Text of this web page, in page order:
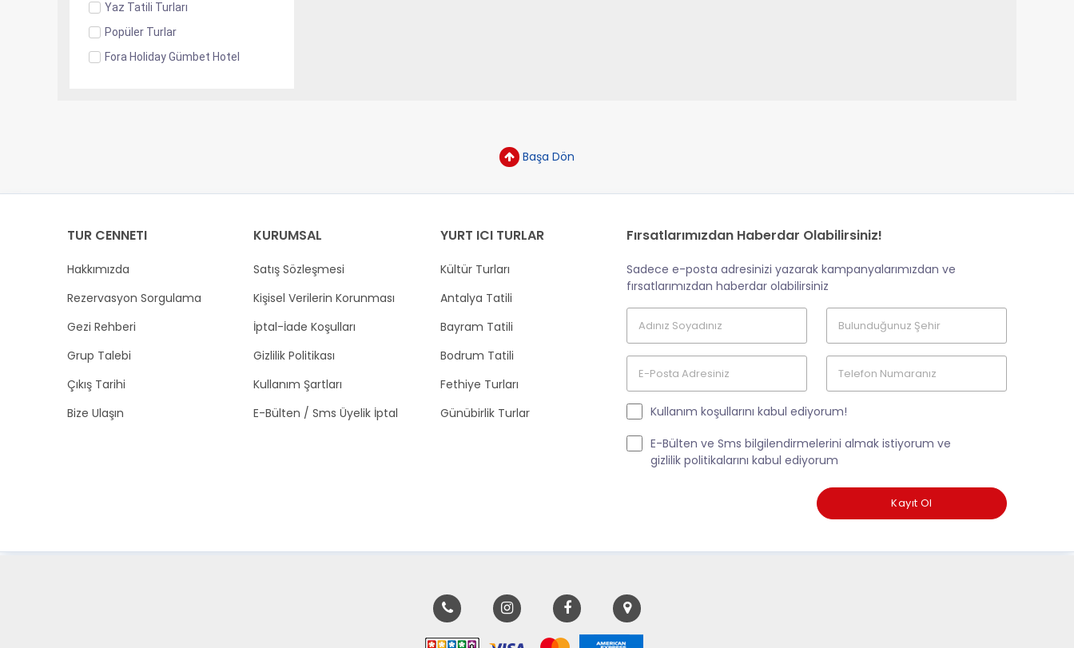
Yaz Tatili Turları
Popüler Turlar
Fora Holiday Gümbet Hotel
Başa Dön
TUR CENNETI
Hakkımızda
Rezervasyon Sorgulama
Gezi Rehberi
Grup Talebi
Çıkış Tarihi
Bize Ulaşın
KURUMSAL
Satış Sözleşmesi
Kişisel Verilerin Korunması
İptal-İade Koşulları
Gizlilik Politikası
Kullanım Şartları
E-Bülten / Sms Üyelik İptal
YURT ICI TURLAR
Kültür Turları
Antalya Tatili
Bayram Tatili
Bodrum Tatili
Fethiye Turları
Günübirlik Turlar
Fırsatlarımızdan Haberdar Olabilirsiniz!
Sadece e-posta adresinizi yazarak kampanyalarımızdan ve
fırsatlarımızdan haberdar olabilirsiniz
Kullanım koşullarını kabul ediyorum!
E-Bülten ve Sms bilgilendirmelerini almak istiyorum ve
gizlilik politikalarını kabul ediyorum